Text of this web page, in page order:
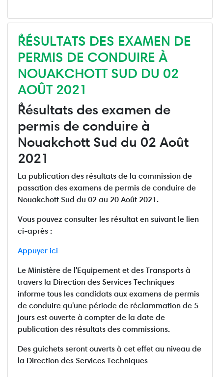
ٌRÉSULTATS DES EXAMEN DE
PERMIS DE CONDUIRE À
NOUAKCHOTT SUD DU 02
AOÛT 2021
ٌRésultats des examen de
permis de conduire à
Nouakchott Sud du 02 Août
2021
La publication des résultats de la commission de
passation des examens de permis de conduire de
Nouakchott Sud du 02 au 20 Août 2021.
Vous pouvez consulter les résultat en suivant le lien
ci-après :
Appuyer ici
Le Ministère de l'Equipement et des Transports à
travers la Direction des Services Techniques
informe tous les candidats aux examens de permis
de conduire qu'une période de réclammation de 5
jours est ouverte à compter de la date de
publication des résultats des commissions.
Des guichets seront ouverts à cet effet au niveau de
la Direction des Services Techniques